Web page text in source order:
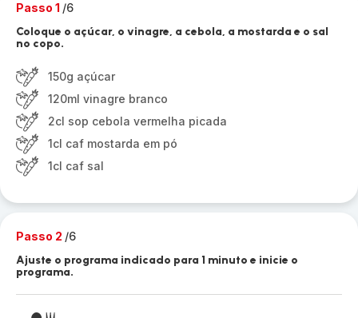
Passo 1 /6
Coloque o açúcar, o vinagre, a cebola, a mostarda e o sal
no copo.
150g açúcar
120ml vinagre branco
2cl sop cebola vermelha picada
1cl caf mostarda em pó
1cl caf sal
Passo 2 /6
Ajuste o programa indicado para 1 minuto e inicie o
programa.